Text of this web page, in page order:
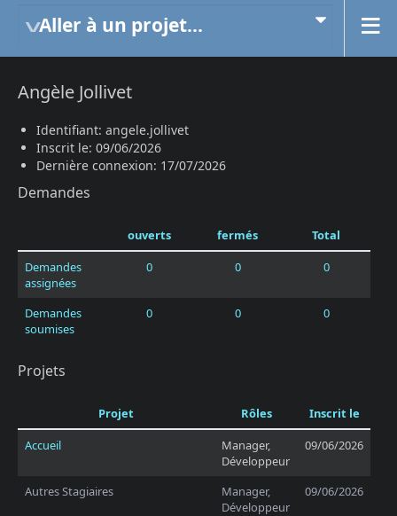
Aller à un projet...
Angèle Jollivet
Identifiant: angele.jollivet
Inscrit le: 09/06/2026
Dernière connexion: 17/07/2026
Demandes
ouverts fermés
Total
Demandes
assignées
0 0 0
Demandes
soumises
0 0 0
Projets
Projet Rôles
Inscrit le
Accueil
Manager,
Développeur
09/06/2026
Autres Stagiaires
Manager,
Développeur
09/06/2026